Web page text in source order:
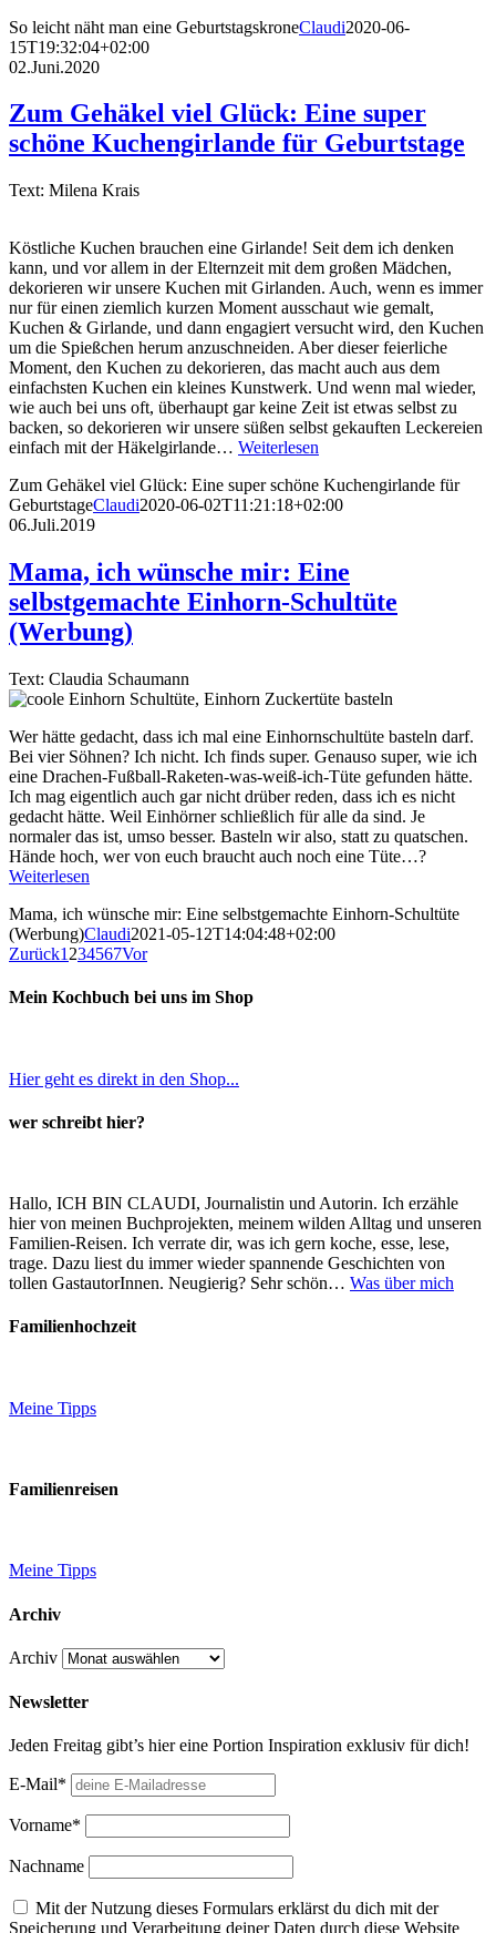
So leicht näht man eine GeburtstagskroneClaudi2020-06-
15T19:32:04+02:00
02.Juni.2020
Zum Gehäkel viel Glück: Eine super
schöne Kuchengirlande für Geburtstage
Text: Milena Krais
Köstliche Kuchen brauchen eine Girlande! Seit dem ich denken
kann, und vor allem in der Elternzeit mit dem großen Mädchen,
dekorieren wir unsere Kuchen mit Girlanden. Auch, wenn es immer
nur für einen ziemlich kurzen Moment ausschaut wie gemalt,
Kuchen & Girlande, und dann engagiert versucht wird, den Kuchen
um die Spießchen herum anzuschneiden. Aber dieser feierliche
Moment, den Kuchen zu dekorieren, das macht auch aus dem
einfachsten Kuchen ein kleines Kunstwerk. Und wenn mal wieder,
wie auch bei uns oft, überhaupt gar keine Zeit ist etwas selbst zu
backen, so dekorieren wir unsere süßen selbst gekauften Leckereien
einfach mit der Häkelgirlande… Weiterlesen
Zum Gehäkel viel Glück: Eine super schöne Kuchengirlande für
GeburtstageClaudi2020-06-02T11:21:18+02:00
06.Juli.2019
Mama, ich wünsche mir: Eine
selbstgemachte Einhorn-Schultüte
(Werbung)
Text: Claudia Schaumann
Wer hätte gedacht, dass ich mal eine Einhornschultüte basteln darf.
Bei vier Söhnen? Ich nicht. Ich finds super. Genauso super, wie ich
eine Drachen-Fußball-Raketen-was-weiß-ich-Tüte gefunden hätte.
Ich mag eigentlich auch gar nicht drüber reden, dass ich es nicht
gedacht hätte. Weil Einhörner schließlich für alle da sind. Je
normaler das ist, umso besser. Basteln wir also, statt zu quatschen.
Hände hoch, wer von euch braucht auch noch eine Tüte…?
Weiterlesen
Mama, ich wünsche mir: Eine selbstgemachte Einhorn-Schultüte
(Werbung)Claudi2021-05-12T14:04:48+02:00
Zurück1 234567Vor
Mein Kochbuch bei uns im Shop
Hier geht es direkt in den Shop...
wer schreibt hier?
Hallo, ICH BIN CLAUDI, Journalistin und Autorin. Ich erzähle
hier von meinen Buchprojekten, meinem wilden Alltag und unseren
Familien-Reisen. Ich verrate dir, was ich gern koche, esse, lese,
trage. Dazu liest du immer wieder spannende Geschichten von
tollen GastautorInnen. Neugierig? Sehr schön… Was über mich
Familienhochzeit
Meine Tipps
Familienreisen
Meine Tipps
Archiv
Archiv
Newsletter
Jeden Freitag gibt’s hier eine Portion Inspiration exklusiv für dich!
E-Mail*
Vorname*
Nachname
Mit der Nutzung dieses Formulars erklärst du dich mit der
Speicherung und Verarbeitung deiner Daten durch diese Website